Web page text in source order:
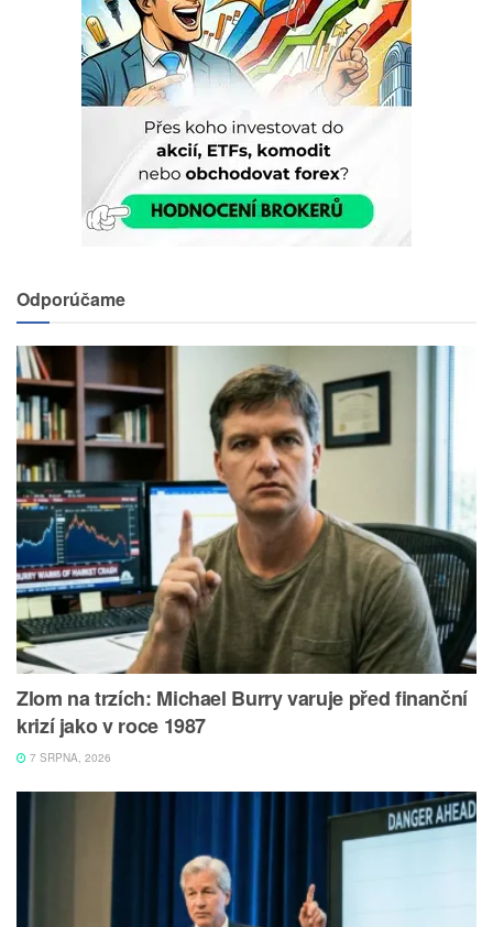
Odporúčame
Zlom na trzích: Michael Burry varuje před finanční
krizí jako v roce 1987
7 SRPNA, 2026